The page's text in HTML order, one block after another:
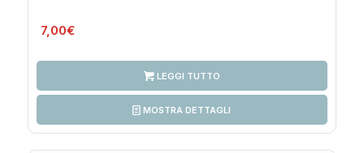
7,00€
LEGGI TUTTO
MOSTRA DETTAGLI